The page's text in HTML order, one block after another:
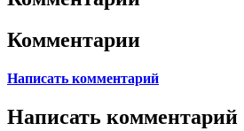
Комментарии
Написать комментарий
Написать комментарий